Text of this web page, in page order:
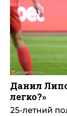
Данил
легко?»
25-летний